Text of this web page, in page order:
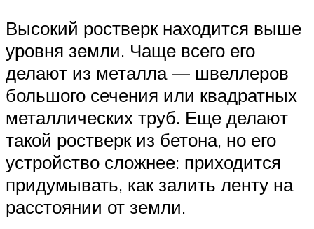
Высокий ростверк находится выше
уровня земли. Чаще всего его
делают из металла — швеллеров
большого сечения или квадратных
металлических труб. Еще делают
такой ростверк из бетона, но его
устройство сложнее: приходится
придумывать, как залить ленту на
расстоянии от земли.